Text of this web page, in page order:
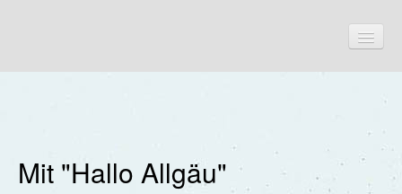
Aktuelles
Mit "Hallo Allgäu"